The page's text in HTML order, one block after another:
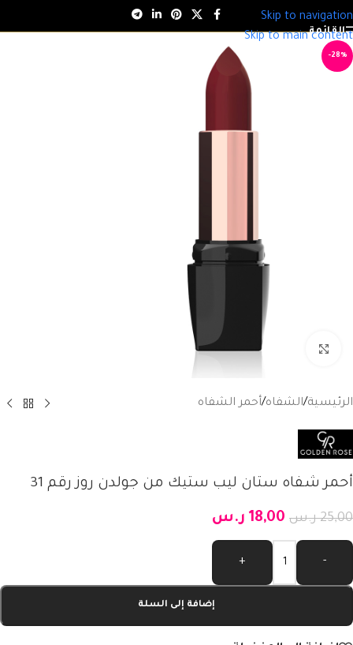
Skip to navigation
Skip to main content
القائمة
-28%
انقر للتكبير
الرئيسية/الشفاه/أحمر الشفاه
أحمر شفاه ستان ليب ستيك من جولدن روز رقم 31
25,00 ر.س 18,00 ر.س
-
+
إضافة إلى السلة
Alternative: